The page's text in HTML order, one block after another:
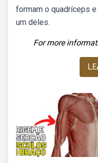
formam o quadríceps
um deles.
For more